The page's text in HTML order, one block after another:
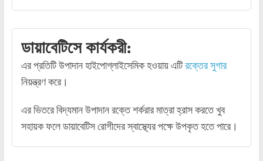
ডায়াবেটিসে কার্যকরী:
এর প্রতিটি উপাদান হাইপোগ্লাইসেমিক হওয়ায় এটিরক্তের সুগার
নিয়ন্ত্রণ করে।
এর ভিতরে বিদ্যমান উপাদান রক্তে শর্করার মাত্রা হ্রাস করতে খুব
সহায়ক ফলে ডায়াবেটিস রোগীদের স্বাস্থ্যের পক্ষে উপকৃত হতে পারে।